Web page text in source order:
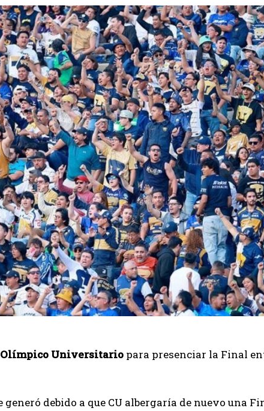
Olímpico Universitario para presenciar la Final
generó debido a que CU albergaría de nuevo una